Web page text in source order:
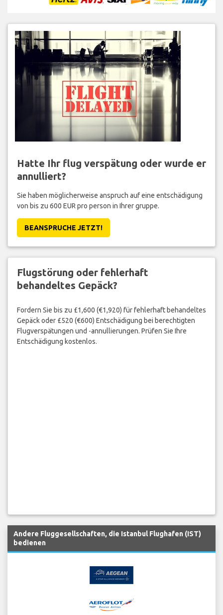
Hatte Ihr flug verspätung oder wurde er
annulliert?
Sie haben möglicherweise anspruch auf eine entschädigung
von bis zu 600 EUR pro person in Ihrer gruppe.
BEANSPRUCHE JETZT!
Flugstörung oder fehlerhaft
behandeltes Gepäck?
Fordern Sie bis zu £1,600 (€1,920) für fehlerhaft behandeltes
Gepäck oder £520 (€600) Entschädigung bei berechtigten
Flugverspätungen und -annullierungen. Prüfen Sie Ihre
Entschädigung kostenlos.
Andere Fluggesellschaften, die Istanbul Flughafen (IST)
bedienen